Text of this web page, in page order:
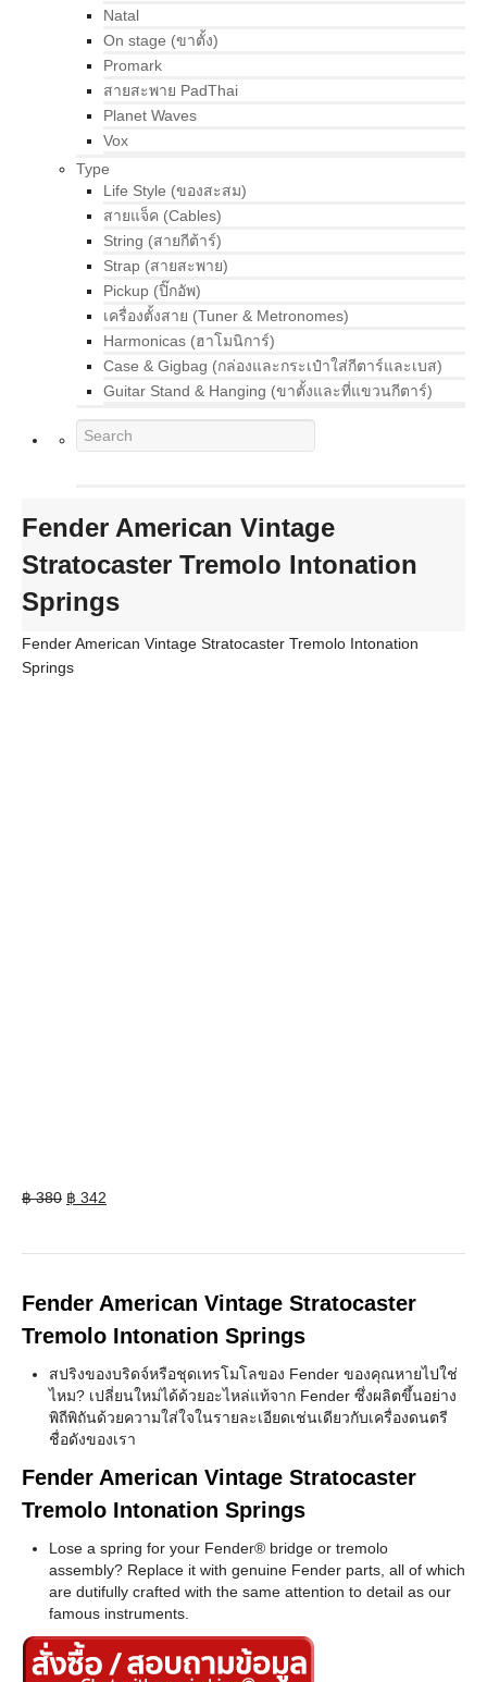
Natal
On stage (ขาตั้ง)
Promark
สายสะพาย PadThai
Planet Waves
Vox
Type
Life Style (ของสะสม)
สายแจ็ค (Cables)
String (สายกีต้าร์)
Strap (สายสะพาย)
Pickup (ปิ๊กอัพ)
เครื่องตั้งสาย (Tuner & Metronomes)
Harmonicas (ฮาโมนิการ์)
Case & Gigbag (กล่องและกระเป๋าใส่กีตาร์และเบส)
Guitar Stand & Hanging (ขาตั้งและที่แขวนกีตาร์)
Fender American Vintage
Stratocaster Tremolo Intonation
Springs
Fender American Vintage Stratocaster Tremolo Intonation
Springs
฿380 Original
฿ 342
Fender American Vintage Stratocaster
Tremolo Intonation Springs
สปริงของบริดจ์หรือชุดเทรโมโลของ Fender ของคุณหายไปใช่
ไหม? เปลี่ยนใหม่ได้ด้วยอะไหล่แท้จาก Fender ซึ่งผลิตขึ้นอย่าง
พิถีพิถันด้วยความใส่ใจในรายละเอียดเช่นเดียวกับเครื่องดนตรี
ชื่อดังของเรา
Fender American Vintage Stratocaster
Tremolo Intonation Springs
Lose a spring for your Fender® bridge or tremolo
assembly? Replace it with genuine Fender parts, all of which
are dutifully crafted with the same attention to detail as our
famous instruments.